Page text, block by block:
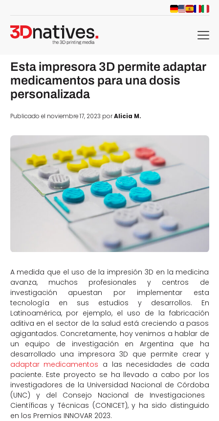
menu
Esta impresora 3D permite adaptar
medicamentos para una dosis
personalizada
Publicado el noviembre 17, 2023 porAlicia M.
A medida que el uso de la impresión 3D en la medicina
avanza, muchos profesionales y centros de
investigación apuestan por implementar esta
tecnología en sus estudios y desarrollos. En
Latinoamérica, por ejemplo, el uso de la fabricación
aditiva en el sector de la salud está creciendo a pasos
agigantados. Concretamente, hoy venimos a hablar de
un equipo de investigación en Argentina que ha
desarrollado una impresora 3D que permite crear y
adaptar medicamentos a las necesidades de cada
paciente. Este proyecto se ha llevado a cabo por los
investigadores de la Universidad Nacional de Córdoba
(UNC) y del
Consejo Nacional de Investigaciones
Científicas y Técnicas (CONICET), y ha sido distinguido
en los Premios INNOVAR 2023.